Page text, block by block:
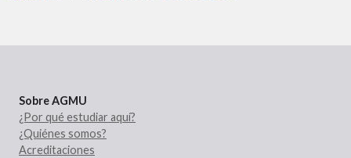
Sobre AGMU
¿Por qué estudiar aquí?
¿Quiénes somos?
Acreditaciones